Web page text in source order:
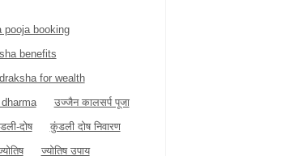
pooja booking
benefits
for wealth
उज्जैन कालसर्प पूजा
दोष
कुंडली दोष निवारण
ज्योतिष उपाय